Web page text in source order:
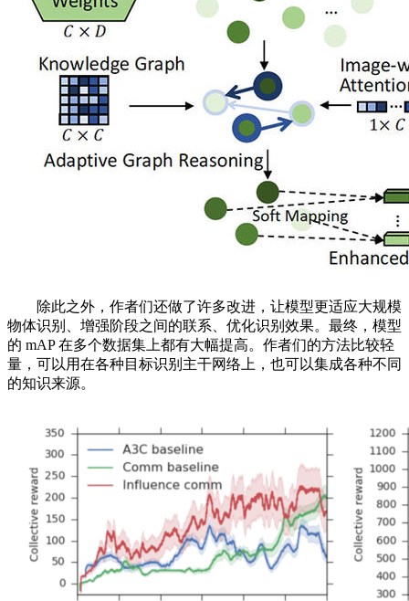
除此之外，作者们还做了许多改进，让模型更适应大规模
物体识别、增强阶段之间的联系、优化识别效果。最终，模型
的 mAP 在多个数据集上都有大幅提高。作者们的方法比较轻
量，可以用在各种目标识别主干网络上，也可以集成各种不同
的知识来源。